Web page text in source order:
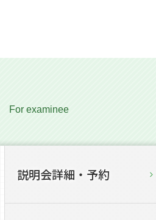
説明会詳細・予約